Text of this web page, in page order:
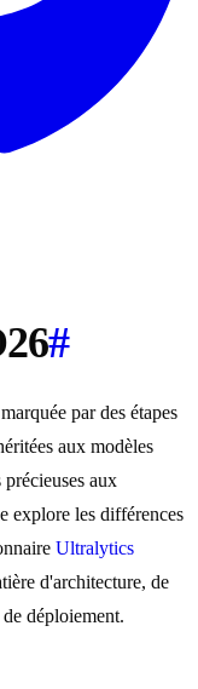
#
par des étapes
aux modèles
aux
explore les différences
Ultralytics
d'architecture, de
déploiement.